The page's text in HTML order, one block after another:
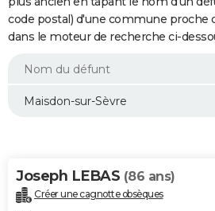
Essais
Réserver un essai
Citadines
Berlines
SUV
Forum auto
+
HIGH-TECH
Mobiles
Meilleur smartphone
Internet
Ordinateurs
Jeux vidéo
Guide high-tech
+
BRICOLAGE
Forum
Aménagement intérieur
Extérieur
Cuisine
Salle de bains
Jardinage
Rangement
WEEK-END
Guides de France
Escapades
Patrimoine
Expositions
Musées
Week-end nature
LIFESTYLE
Alimentation
Guide de la santé
Maladies
Médicaments
Sommeil
VOYAGE
Destinations
City break
Voyage nature
Voyage de noces
Forum
Climat
+PHOTO
code postal) d'une commune proche
dans le moteur de recherche ci-
Joseph LEBAS (86 ans)
Créer une cagnotte obsèques